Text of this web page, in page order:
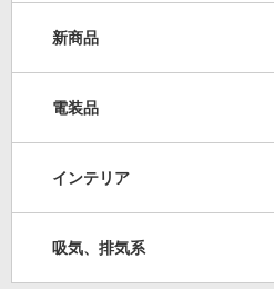
新商品
電装品
インテリア
吸気、排気系